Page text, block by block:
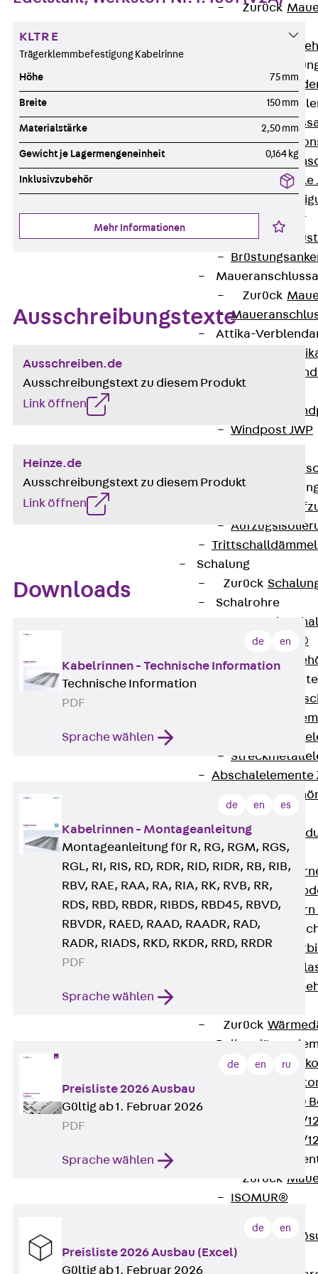
Zurück
Zurück
Winkelkonsole
Brüstungsanker
Zurück
Zurück
Attika-
Windpost JWP
Schalung
Zurück
Schalrohre
Zurück
RAPIDOBAT®
Schalrohre
Abschalelemente
Zurück
Dorne
Zurück
Querkraftdorn
Zurück
Zurück
Zurück
ISOPRO®
ISOPRO® 120
ISOPRO® 80/
ISOPRO® 80/
Zurück
ISOMUR®
Digitale
Software
KLTR E
Trägerklemmbefestigung Kabelrinne
Höhe 75 mm
Breite 150 mm
Materialstärke 2,50 mm
Gewicht je Lagermengeneinheit 0,164 kg
Inklusivzubehör
Mehr Informationen
Ausschreibungstexte
Ausschreiben.de
Ausschreibungstext zu diesem Produkt
Link öffnen
Heinze.de
Ausschreibungstext zu diesem Produkt
Link öffnen
Downloads
de en
Kabelrinnen - Technische Information
Technische Information
PDF
Sprache wählen
de en es
Kabelrinnen - Montageanleitung
Montageanleitung für R, RG, RGM, RGS,
RGL, RI, RIS, RD, RDR, RID, RIDR, RB, RIB,
RBV, RAE, RAA, RA, RIA, RK, RVB, RR,
RDS, RBD, RBDR, RIBDS, RBD45, RBVD,
RBVDR, RAED, RAAD, RAADR, RAD,
RADR, RIADS, RKD, RKDR, RRD, RRDR
PDF
Sprache wählen
de en ru
Preisliste 2026 Ausbau
Gültig ab 1. Februar 2026
PDF
Sprache wählen
de en
Preisliste 2026 Ausbau (Excel)
Gültig ab 1. Februar 2026